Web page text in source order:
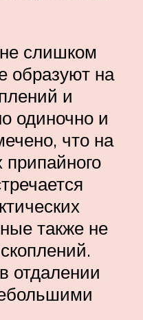
слишком
образуют на
и
одиночно и
что на
припайного
также не
отдалении